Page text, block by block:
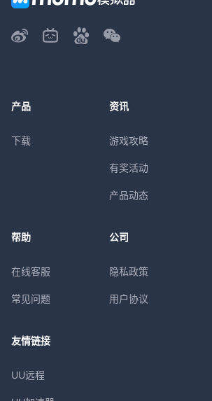
产品
下载
资讯
游戏攻略
有奖活动
产品动态
帮助
在线客服
常见问题
公司
隐私政策
用户协议
友情链接
UU远程